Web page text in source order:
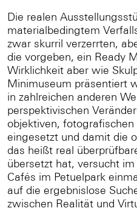
Die realen
materialbedingtem
zwar skurril verzerrten,
die vorgeben, ein Ready
Wirklichkeit aber wie
Minimuseum präsentiert
in zahlreichen anderen
perspektivischen
objektiven,
eingesetzt und damit die
das heißt real
übersetzt hat, versucht
Cafés im Petuelpark
auf die ergebnislose
zwischen Realität und